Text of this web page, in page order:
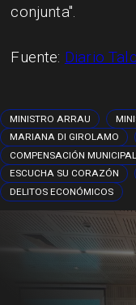
conjunta".
Fuente: Diario
MINISTRO ARRAU
MARIANA DI GIROLAMO
COMPENSACIÓN MUNICIPAL
ESCUCHA SU CORAZÓN
DELITOS ECONÓMICOS